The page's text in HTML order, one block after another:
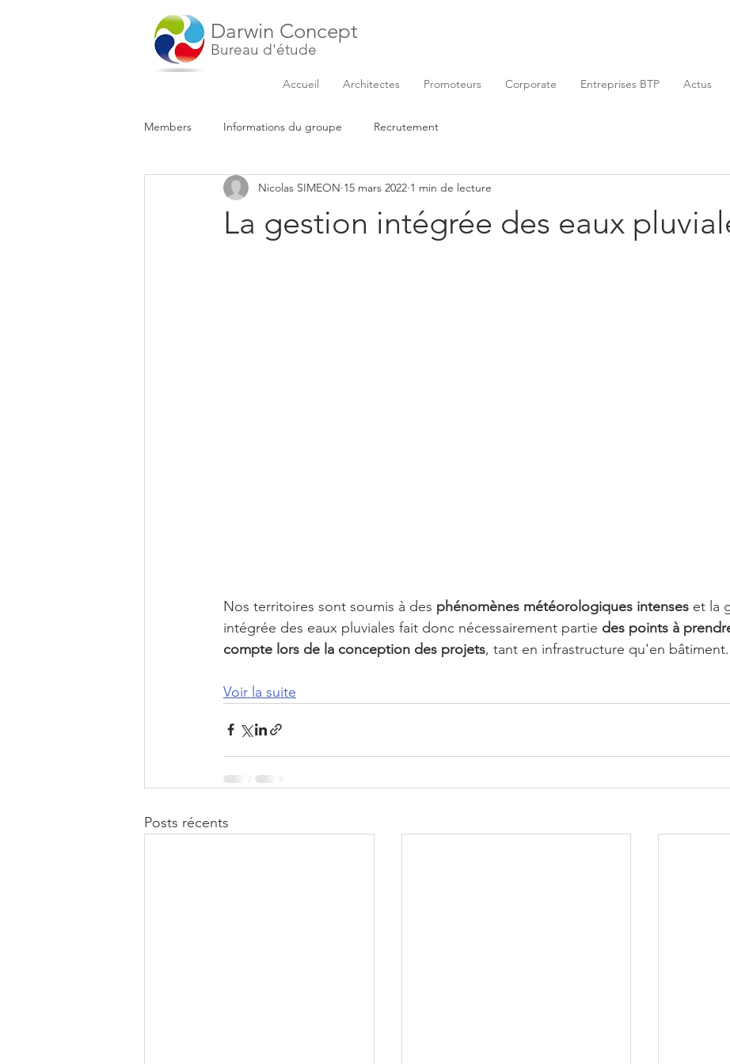
Darwin Concept
Bureau d'étude
Accueil Architectes Promoteurs Corporate Entreprises BTP Actus
Members Informations du groupe Recrutement
La gestion intégrée des eaux
Nicolas SIMEON 15 mars 2022 1 min de lecture
Nos territoires sont soumis à des phénomènes météorologiques intenses et la
intégrée des eaux pluviales fait donc nécessairement partie des points à
compte lors de la conception des projets, tant en infrastructure qu'en bâtiment.
Voir la suite
Posts récents